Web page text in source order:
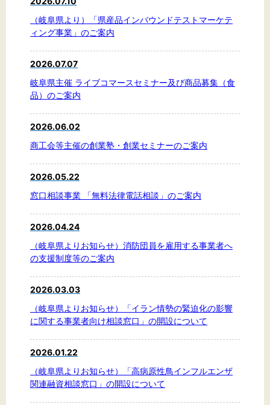
黒 白 黄
（岐阜県より）「県産品インバウンドテストマーケテ
ィング事業」のご案内
2026.07.07
岐阜県主催 ライブコマースセミナー及び商品募集（食
品）のご案内
2026.06.02
商工会等主催の創業塾・創業セミナーのご案内
2026.05.22
窓口相談事業 「無料法律電話相談」のご案内
2026.04.24
（岐阜県よりお知らせ）消防団員を雇用する事業者へ
の支援制度等のご案内
2026.03.03
（岐阜県よりお知らせ）「イラン情勢の緊迫化の影響
に関する事業者向け相談窓口」の開設について
2026.01.22
（岐阜県よりお知らせ）「高病原性鳥インフルエンザ
関連融資相談窓口」の開設について